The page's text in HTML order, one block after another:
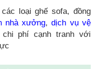
loại ghế sofa, đồng
nhà xưởng,dịch vụ vệ
phí cạnh tranh với